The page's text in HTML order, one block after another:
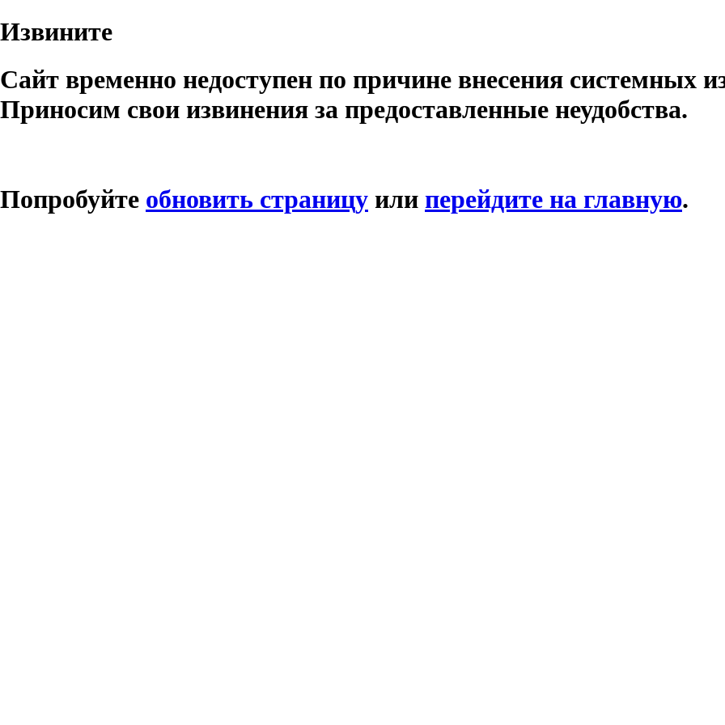
Извините
Сайт временно недоступен по причине внесения системных
Приносим свои извинения за предоставленные неудобства.
Попробуйте обновить страницу или перейдите на главную.